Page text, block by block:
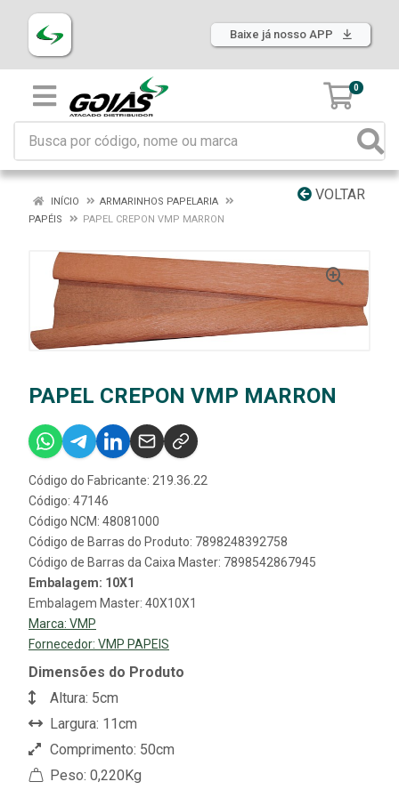
Baixe já nosso APP
0
VOLTAR
INÍCIO
ARMARINHOS PAPELARIA
PAPÉIS
PAPEL CREPON VMP MARRON
PAPEL CREPON VMP MARRON
Código do Fabricante: 219.36.22
Código: 47146
Código NCM: 48081000
Código de Barras do Produto: 7898248392758
Código de Barras da Caixa Master: 7898542867945
Embalagem: 10X1
Embalagem Master: 40X10X1
Marca: VMP
Fornecedor: VMP PAPEIS
Dimensões do Produto
Altura: 5cm
Largura: 11cm
Comprimento: 50cm
Peso: 0,220Kg